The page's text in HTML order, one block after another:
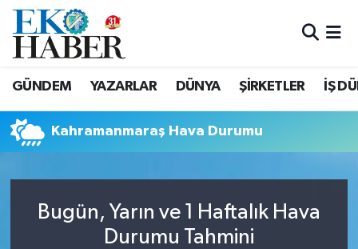
GÜNDEM YAZARLAR DÜNYA ŞİRKETLER İŞ
Kahramanmaraş Hava Durumu
Bugün, Yarın ve 1 Haftalık Hava
Durumu Tahmini
Hava Durumu
Süper Lig Puan Durumu ve Fikstür
Tüm Manşetler
Son Dakika Haberleri